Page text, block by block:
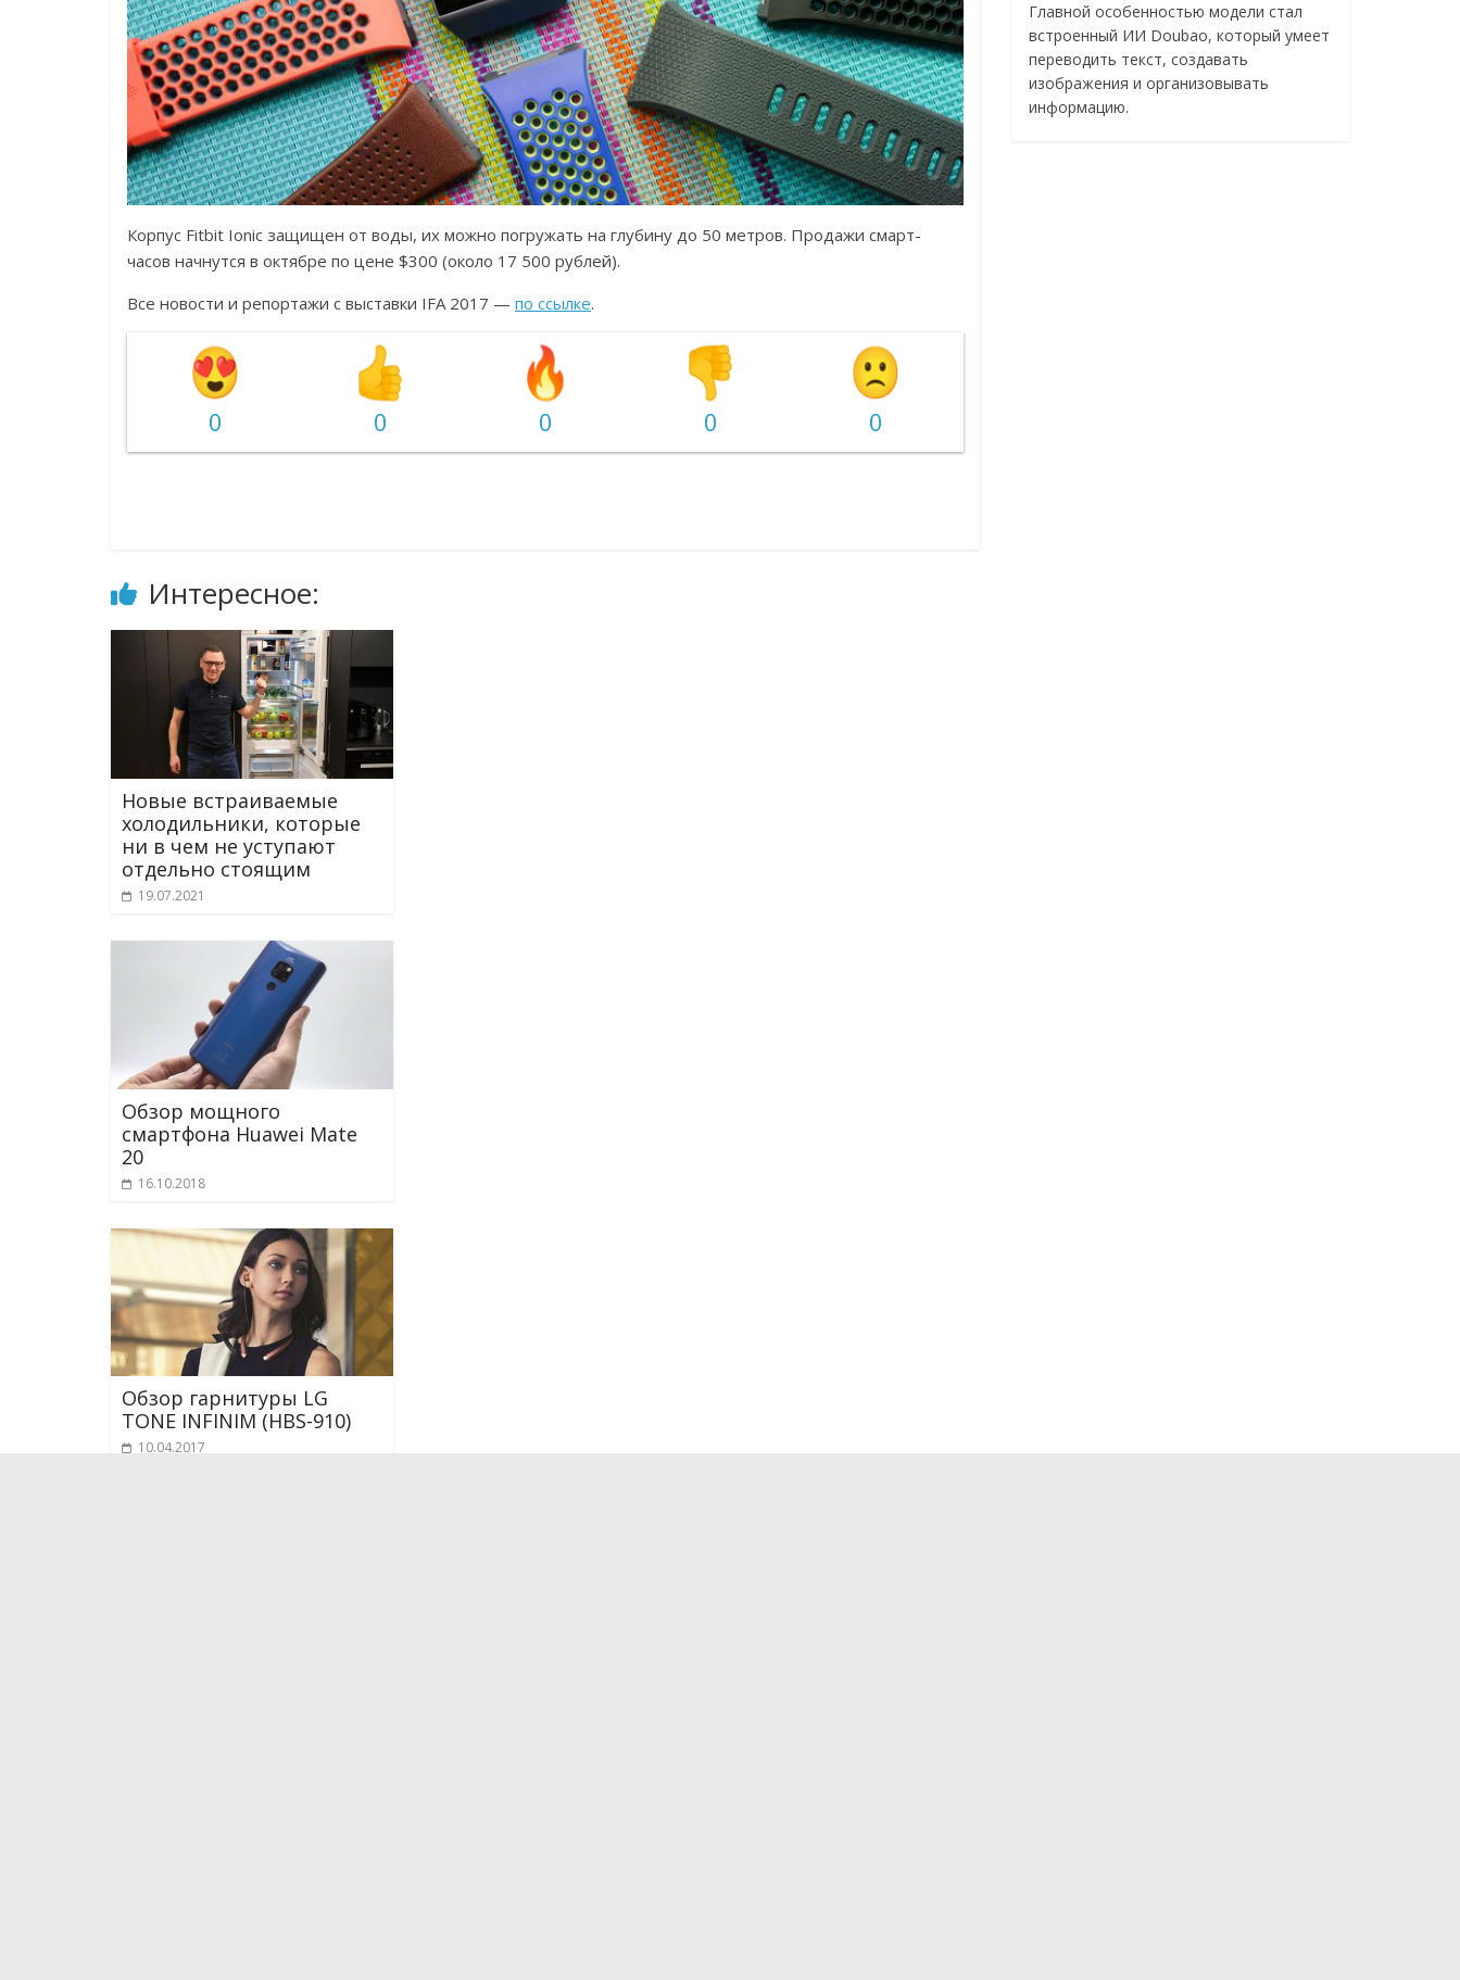
Корпус Fitbit Ionic защищен от воды, их можно погружать на глубину до 50 метров. Продажи смарт-
часов начнутся в октябре по цене $300 (около 17 500 рублей).
Все новости и репортажи с выставки IFA 2017 — по ссылке.
0 0 0 0 0
Интересное:
Новые встраиваемые
холодильники, которые
ни в чем не уступают
отдельно стоящим
19.07.2021
Обзор мощного
смартфона Huawei Mate
20
16.10.2018
Обзор гарнитуры LG
TONE INFINIM (HBS-910)
10.04.2017
Главной особенностью модели стал
встроенный ИИ Doubao, который умеет
переводить текст, создавать
изображения и организовывать
информацию.